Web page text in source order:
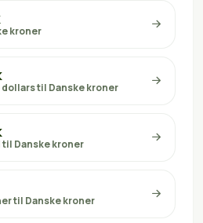
kroner
til Danske kroner
Danske kroner
til Danske kroner